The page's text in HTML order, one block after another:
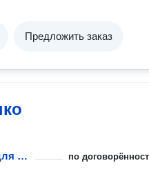
Предложить заказ
Крепление кронштейнов для радиатора по